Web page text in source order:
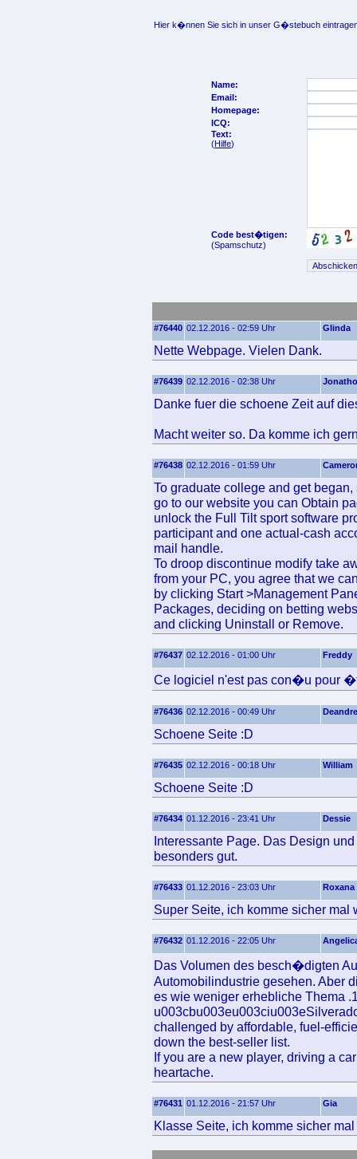
Hier k�nnen Sie sich in unser G�stebuch
Name:
Email:
Homepage:
ICQ:
Text:
(Hilfe)
Code best�tigen:
(Spamschutz)
#76440 02.12.2016 - 02:59 Uhr Glinda
Nette Webpage. Vielen Dank.
#76439 02.12.2016 - 02:38 Uhr
Danke fuer die schoene Zeit auf
Macht weiter so. Da komme ich
#76438 02.12.2016 - 01:59 Uhr
To graduate college and get
go to our website you can Obtain
unlock the Full Tilt sport software
participant and one actual-cash
mail handle.
To droop discontinue modify take
from your PC, you agree that we
by clicking Start >Management
Packages, deciding on betting
and clicking Uninstall or Remove.
#76437 02.12.2016 - 01:00 Uhr Freddy
Ce logiciel n'est pas con�u pour
#76436 02.12.2016 - 00:49 Uhr Deandre
Schoene Seite :D
#76435 02.12.2016 - 00:18 Uhr William
Schoene Seite :D
#76434 01.12.2016 - 23:41 Uhr Dessie
Interessante Page. Das Design
besonders gut.
#76433 01.12.2016 - 23:03 Uhr Roxana
Super Seite, ich komme sicher mal
#76432 01.12.2016 - 22:05 Uhr
Das Volumen des besch�digten
Automobilindustrie gesehen. Aber
es wie weniger erhebliche Thema
challenged by affordable, fuel-
down the best-seller list.
If you are a new player, driving a
heartache.
#76431 01.12.2016 - 21:57 Uhr Gia
Klasse Seite, ich komme sicher